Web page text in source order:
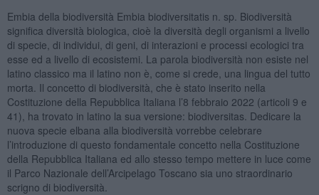
Embia della biodiversità Embia biodiversitatis n. sp. Biodiversità
significa diversità biologica, cioè la diversità degli organismi a livello
di specie, di individui, di geni, di interazioni e processi ecologici tra
esse ed a livello di ecosistemi. La parola biodiversità non esiste nel
latino classico ma il latino non è, come si crede, una lingua del tutto
morta. Il concetto di biodiversità, che è stato inserito nella
Costituzione della Repubblica Italiana l’8 febbraio 2022 (articoli 9 e
41), ha trovato in latino la sua versione: biodiversitas. Dedicare la
nuova specie elbana alla biodiversità vorrebbe celebrare
l’introduzione di questo fondamentale concetto nella Costituzione
della Repubblica Italiana ed allo stesso tempo mettere in luce come
il Parco Nazionale dell’Arcipelago Toscano sia uno straordinario
scrigno di biodiversità.